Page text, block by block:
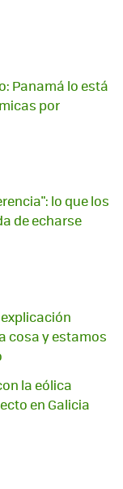
Panamá lo está
por
lo que los
de echarse
cosa y estamos
la eólica
en Galicia